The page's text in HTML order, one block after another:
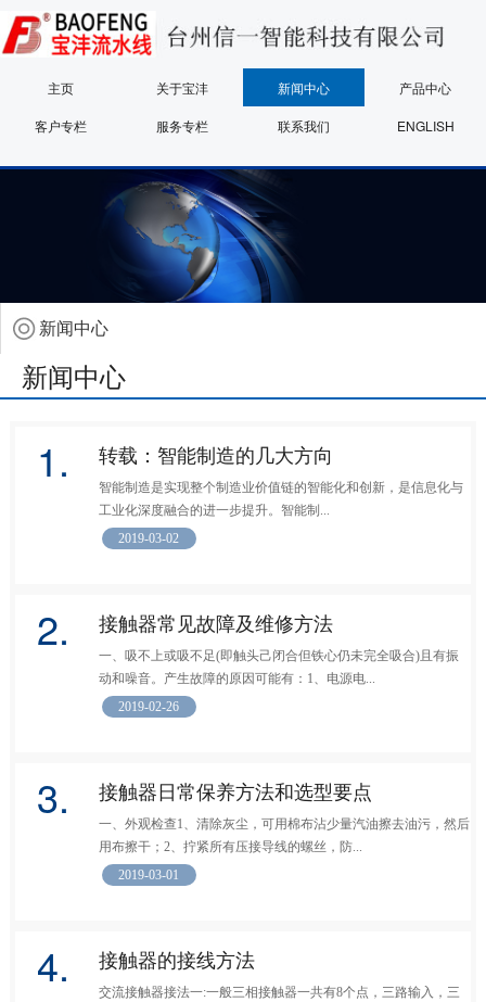
主页 关于宝沣 新闻中心 产品中心
客户专栏 服务专栏 联系我们 ENGLISH
新闻中心
新闻中心
1. 转载：智能制造的几大方向
智能制造是实现整个制造业价值链的智能化和创新，是信息化与
工业化深度融合的进一步提升。智能制...
2019-03-02
2. 接触器常见故障及维修方法
一、吸不上或吸不足(即触头己闭合但铁心仍未完全吸合)且有振
动和噪音。产生故障的原因可能有：1、电源电...
2019-02-26
3. 接触器日常保养方法和选型要点
一、外观检查1、清除灰尘，可用棉布沾少量汽油擦去油污，然后
用布擦干；2、拧紧所有压接导线的螺丝，防...
2019-03-01
4. 接触器的接线方法
交流接触器接法一:一般三相接触器一共有8个点，三路输入，三